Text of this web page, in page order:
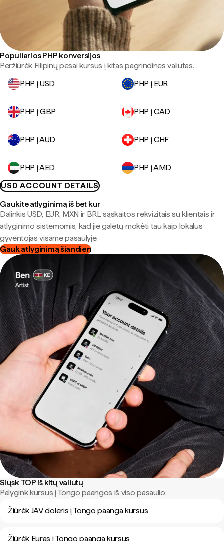
Populiarios PHP konversijos
Peržiūrėk Filipinų pesai kursus į kitas pagrindines valiutas.
PHP į USD
PHP į EUR
PHP į GBP PHP į CAD
PHP į AUD PHP į CHF
PHP į AED
PHP į AMD
USD ACCOUNT DETAILS
Gaukite atlyginimą iš bet kur
Dalinkis USD, EUR, MXN ir BRL sąskaitos rekvizitais su klientais ir
atlyginimo sistemomis, kad jie galėtų mokėti tau kaip lokalus
gyventojas visame pasaulyje.
Gauk atlyginimą šiandien
Siųsk TOP iš kitų valiutų
Palygink kursus į Tongo paangos iš viso pasaulio.
Žiūrėk JAV doleris į Tongo paanga kursus
Žiūrėk Euras į Tongo paanga kursus